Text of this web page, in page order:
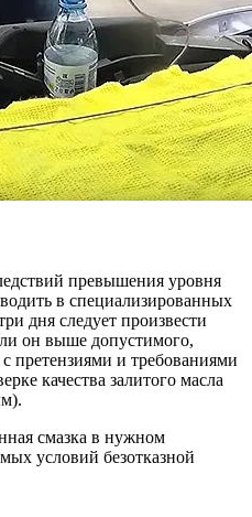
превышения уровня
в специализированных
дня следует произвести
он выше допустимого,
претензиями и требованиями
качества залитого масла
смазка в нужном
условий безотказной